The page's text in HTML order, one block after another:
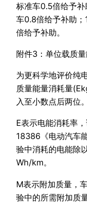
标准车0.5倍给予
车0.8倍给予补助
倍给予补助。
附件3：单位载质
为更科学地评价纯
质量能量消耗量
入至小数点后两位
E表示电能消耗率
18386《电动汽车
验中消耗的电能除
Wh/km。
M表示附加质量，
验中的所需附加质